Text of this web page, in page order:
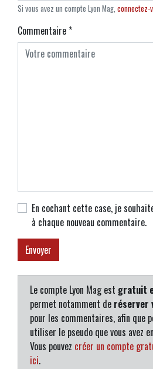
Si vous avez un compte Lyon Mag, connectez-
Commentaire*
En cochant cette case, je
à chaque nouveau commentaire.
Le compte Lyon Mag est gratuit
permet notamment de réserver
pour les commentaires, afin que
utiliser le pseudo que vous avez
Vous pouvez créer un compte
ici.